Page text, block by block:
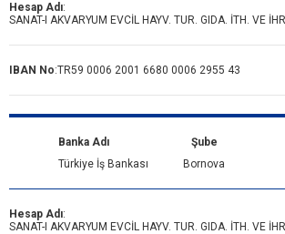
Hesap Adı:
SANAT-I AKVARYUM EVCİL HAYV. TUR. GIDA. İTH. VE
IBAN No:TR59 0006 2001 6680 0006 2955 43
Banka Adı
Türkiye İş Bankası
Şube
Bornova
Hesap Adı:
SANAT-I AKVARYUM EVCİL HAYV. TUR. GIDA. İTH. VE